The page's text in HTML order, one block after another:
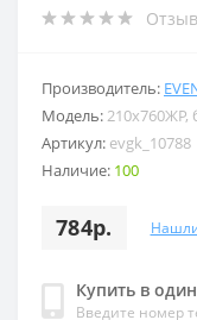
Производитель:
Модель:210x760ЖР,
Артикул: evgk_10788
Наличие: 100
784р.
Купить в
Введите номер